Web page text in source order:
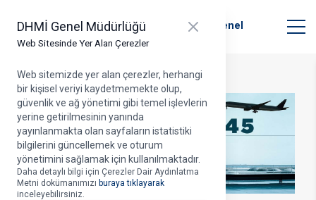
DHMİ Genel Müdürlüğü
Web Sitesinde Yer Alan Çerezler
Close panel
Web sitemizde yer alan çerezler, herhangi
bir kişisel veriyi kaydetmemekte olup,
güvenlik ve ağ yönetimi gibi temel işlevlerin
yerine getirilmesinin yanında
yayınlanmakta olan sayfaların istatistiki
bilgilerini güncellemek ve oturum
yönetimini sağlamak için kullanılmaktadır.
Daha detaylı bilgi için Çerezler Dair Aydınlatma
Metni dokümanımızı buraya tıklayarak
inceleyebilirsiniz.
Devlet Hava Meydanları İşletmesi Genel
Müdürlüğü